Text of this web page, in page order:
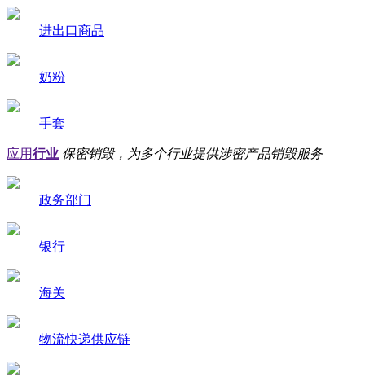
进出口商品
奶粉
手套
应用行业 保密销毁，为多个行业提供涉密产品销毁服务
政务部门
银行
海关
物流快递供应链